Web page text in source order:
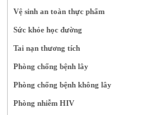
Vệ sinh an toàn thực phẩm
Sức khỏe học đường
Tai nạn thương tích
Phòng chống bệnh lây
Phòng chống bệnh không lây
Phòng nhiễm HIV